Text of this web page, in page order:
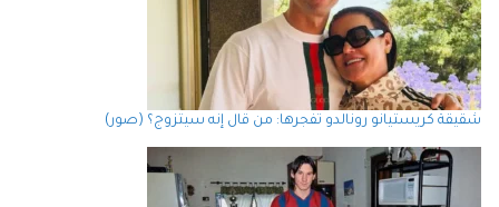
شقيقة كريستيانو رونالدو تفجرها: من قال إنه سيتزوج؟ (صور)